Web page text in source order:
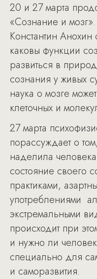
20 и 27 марта
«Сознание и
Константин Анохин
каковы функции
развиться в
сознания у живых
наука о мозге
клеточных и
27 марта
порассуждает о
наделила
состояние своего
практиками,
употреблениями
экстремальными
происходит при
и нужно ли
специально для
и саморазвития.